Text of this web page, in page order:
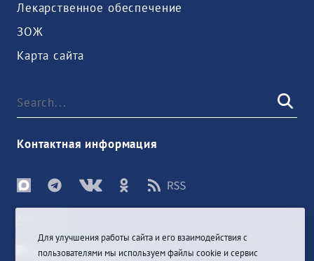
Лекарственное обеспечение
ЗОЖ
Карта сайта
Контактная информация
Для улучшения работы сайта и его взаимодействия с
пользователями мы используем файлы cookie и сервис